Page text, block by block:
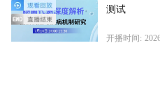
测试
开播时间: